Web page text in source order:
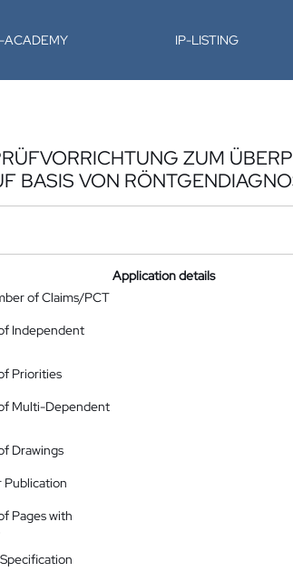
ACADEMY IP-LISTING
ZUM
BASIS VON
Application details
of Claims/PCT
Independent
Priorities
Multi-Dependent
Drawings
Publication
Pages with